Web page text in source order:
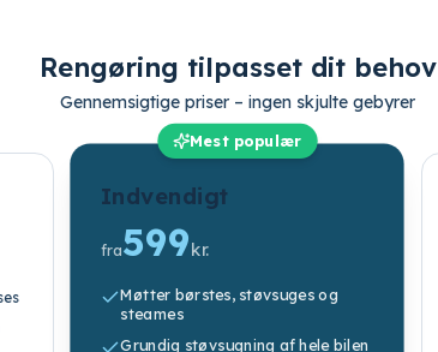
Rengøring tilpasset dit behov
Gennemsigtige priser – ingen skjulte gebyrer
Mest populær
Indvendigt
fra599kr.
Møtter børstes, støvsuges og
steames
Grundig støvsugning af hele bilen